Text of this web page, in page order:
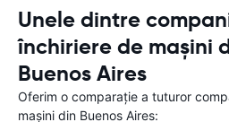
Unele dintre
închiriere de mașini
Buenos Aires
Oferim o comparație a tuturor
mașini din Buenos Aires: